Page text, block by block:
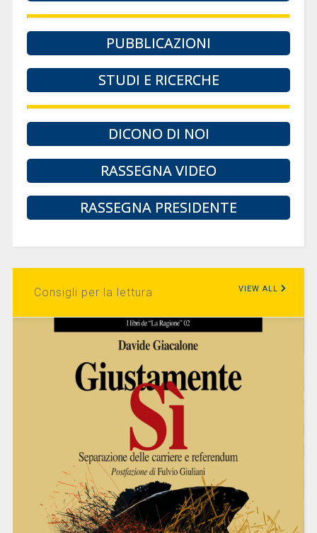
PUBBLICAZIONI
STUDI E RICERCHE
DICONO DI NOI
RASSEGNA VIDEO
RASSEGNA PRESIDENTE
Consigli per la lettura VIEW ALL